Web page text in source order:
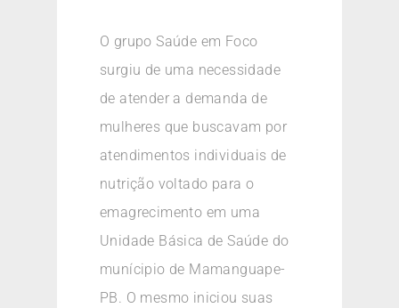
O grupo Saúde em Foco
surgiu de uma necessidade
de atender a demanda de
mulheres que buscavam por
atendimentos individuais de
nutrição voltado para o
emagrecimento em uma
Unidade Básica de Saúde do
munícipio de Mamanguape-
PB. O mesmo iniciou suas